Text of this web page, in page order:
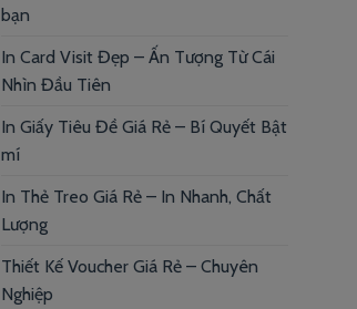
bạn
In Card Visit Đẹp – Ấn Tượng Từ Cái
Nhìn Đầu Tiên
In Giấy Tiêu Đề Giá Rẻ – Bí Quyết Bật
mí
In Thẻ Treo Giá Rẻ – In Nhanh, Chất
Lượng
Thiết Kế Voucher Giá Rẻ – Chuyên
Nghiệp